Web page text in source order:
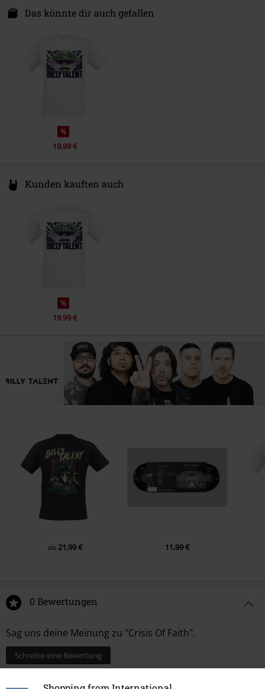
Das könnte dir auch gefallen
%
19,99 €
Kunden kauften auch
%
19,99 €
ab 21,99 € 11,99 €
0 Bewertungen
Sag uns deine Meinung zu "Crisis Of Faith".
Schreibe eine Bewertung